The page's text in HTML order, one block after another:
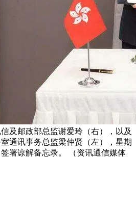
及邮政部总监谢爱玲（右），以及
通讯事务总监梁仲贤（左），星期
署谅解备忘录。 （资讯通信媒体